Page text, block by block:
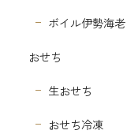
ボイル伊勢海老
おせち
生おせち
おせち冷凍